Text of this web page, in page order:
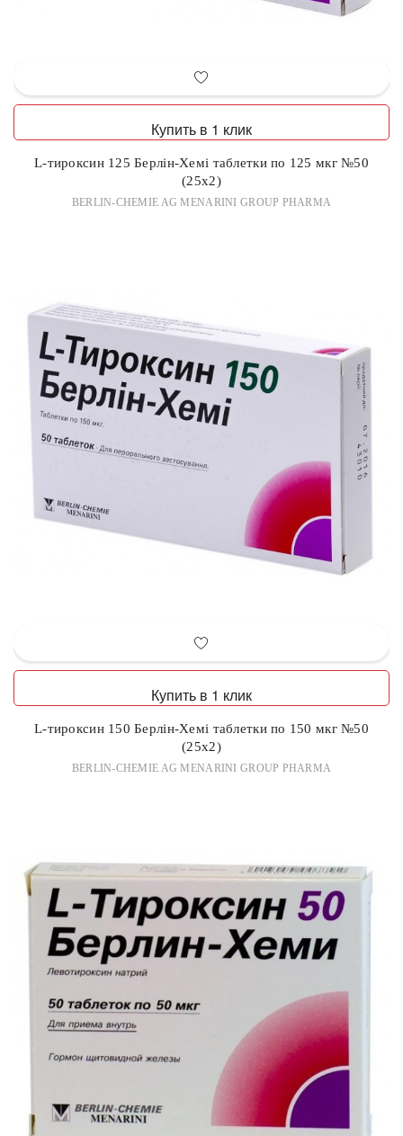
Купить в 1 клик
L-тироксин 125 Берлін-Хемі таблетки по 125 мкг №50
(25х2)
BERLIN-CHEMIE AG MENARINI GROUP PHARMA
Купить в 1 клик
L-тироксин 150 Берлін-Хемі таблетки по 150 мкг №50
(25х2)
BERLIN-CHEMIE AG MENARINI GROUP PHARMA